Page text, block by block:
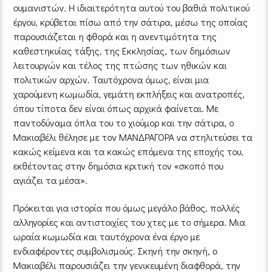
ουμανιστών. Η ιδιαιτερότητα αυτού του βαθιά πολιτικού
έργου, κρύβεται πίσω από την σάτιρα, μέσω της οποίας
παρουσιάζεται η φθορά και η ανεντιμότητα της
καθεστηκυίας τάξης, της Εκκλησίας, των δημόσιων
λειτουργών και τέλος της πτώσης των ηθικών και
πολιτικών αρχών. Ταυτόχρονα όμως, είναι μια
χαρούμενη κωμωδία, γεμάτη εκπλήξεις και ανατροπές,
όπου τίποτα δεν είναι όπως αρχικά φαίνεται. Με
παντοδύναμα όπλα του το χιούμορ και την σάτιρα, ο
Μακιαβέλι θέλησε με τον ΜΑΝΔΡΑΓΟΡΑ να στηλιτεύσει τα
κακώς κείμενα και τα κακώς επόμενα της εποχής του,
εκθέτοντας στην δημόσια κριτική τον «σκοπό που
αγιάζει τα μέσα».
Πρόκειται για ιστορία που όμως μεγάλο βάθος, πολλές
αλληγορίες και αντιστοιχίες του χτες με το σήμερα. Μια
ωραία κωμωδία και ταυτόχρονα ένα έργο με
ενδιαφέροντες συμβολισμούς. Σκηνή την σκηνή, ο
Μακιαβέλι παρουσιάζει την γενικευμένη διαφθορά, την